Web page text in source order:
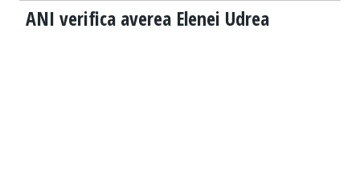
ANI verifica averea Elenei Udrea